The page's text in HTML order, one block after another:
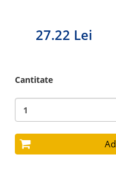
27.22 Lei
Cantitate